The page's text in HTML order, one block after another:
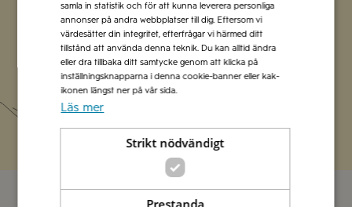
Missa inte att vi har flera olika nyhetsbrev som
förenklar vardagen och förgyller helgen med
italienska smaker.
samla in statistik och för att kunna leverera personliga
annonser på andra webbplatser till dig. Eftersom vi
värdesätter din integritet, efterfrågar vi härmed ditt
tillstånd att använda denna teknik. Du kan alltid ändra
eller dra tillbaka ditt samtycke genom att klicka på
inställningsknapparna i denna cookie-banner eller kak-
ikonen längst ner på vår sida.
Läs mer
Strikt nödvändigt
Prestanda